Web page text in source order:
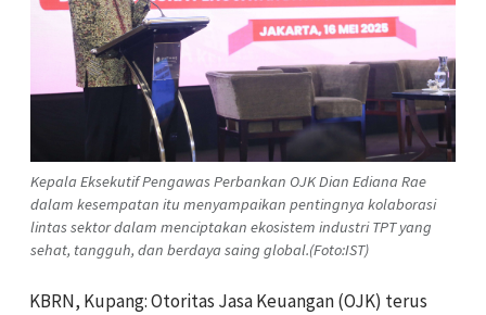
Kepala Eksekutif Pengawas Perbankan OJK Dian Ediana Rae
dalam kesempatan itu menyampaikan pentingnya kolaborasi
lintas sektor dalam menciptakan ekosistem industri TPT yang
sehat, tangguh, dan berdaya saing global.(Foto:IST)
KBRN, Kupang: Otoritas Jasa Keuangan (OJK) terus